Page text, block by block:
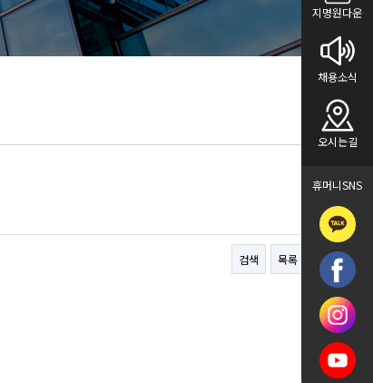
지명원다운
채용소식
오시는길
휴머니SNS
검색 목록 답변